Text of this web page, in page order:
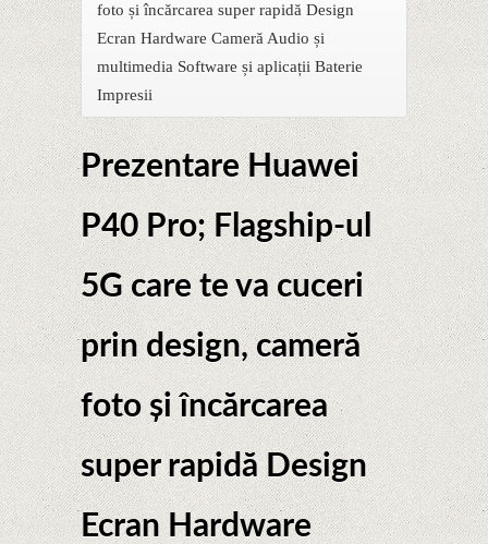
foto și încărcarea super rapidă Design
Ecran Hardware Cameră Audio și
multimedia Software și aplicații Baterie
Impresii
Prezentare Huawei
P40 Pro; Flagship-ul
5G care te va cuceri
prin design, cameră
foto și încărcarea
super rapidă Design
Ecran Hardware